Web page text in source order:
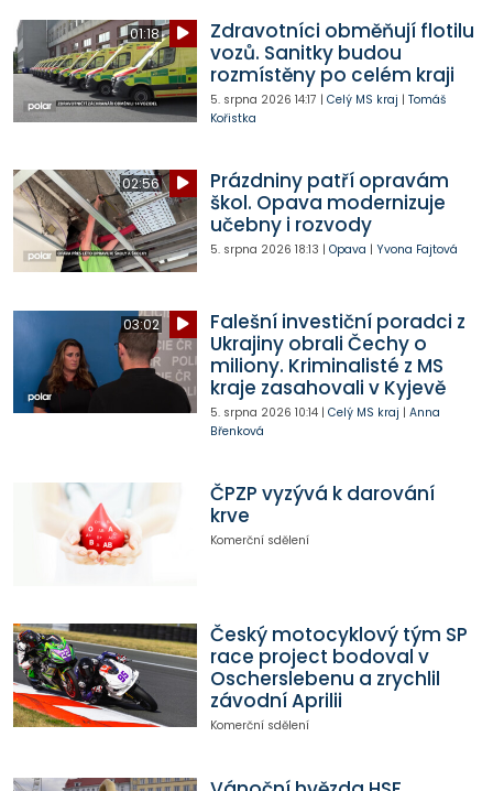
01:18
Zdravotníci obměňují flotilu
vozů. Sanitky budou
rozmístěny po celém kraji
5. srpna 2026 14:17 | Celý MS kraj | Tomáš
Kořistka
02:56
Prázdniny patří opravám
škol. Opava modernizuje
učebny i rozvody
5. srpna 2026 18:13 | Opava | Yvona Fajtová
03:02
Falešní investiční poradci z
Ukrajiny obrali Čechy o
miliony. Kriminalisté z MS
kraje zasahovali v Kyjevě
5. srpna 2026 10:14| Celý MS kraj | Anna
Břenková
ČPZP vyzývá k darování
krve
Komerční sdělení
Český motocyklový tým SP
race project bodoval v
Oscherslebenu a zrychlil
závodní Aprilii
Komerční sdělení